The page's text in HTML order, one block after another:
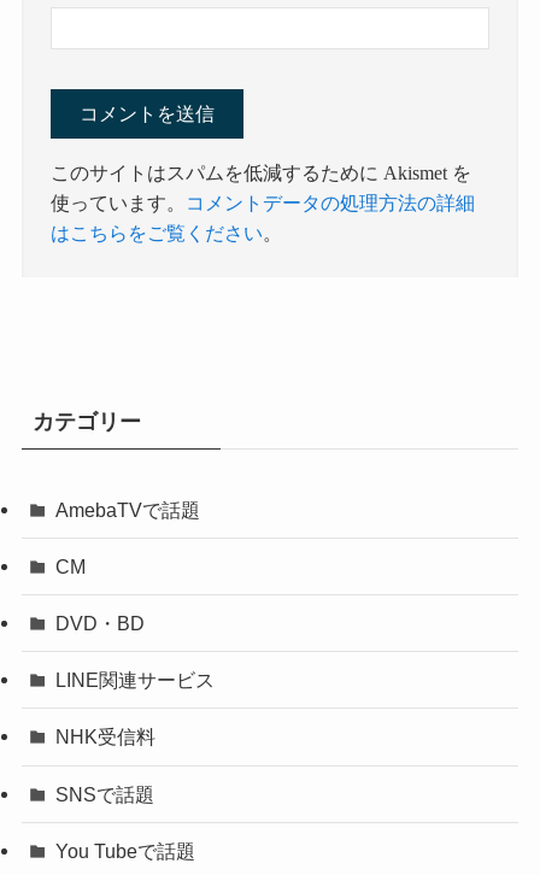
このサイトはスパムを低減するために Akismet を
使っています。
コメントデータの処理方法の詳細
はこちらをご覧ください。
カテゴリー
AmebaTVで話題
CM
DVD・BD
LINE関連サービス
NHK受信料
SNSで話題
You Tubeで話題